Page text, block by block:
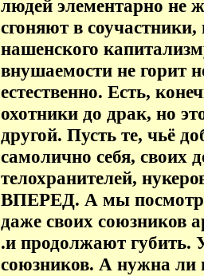
людей элементарно не
сгоняют в
нашенского
внушаемости не
естественно. Есть,
охотники до драк, но
другой. Пусть те, чьё
самолично себя, своих
телохранителей,
ВПЕРЕД. А мы
даже своих союзников
.и продолжают губить.
союзников. А нужна ли